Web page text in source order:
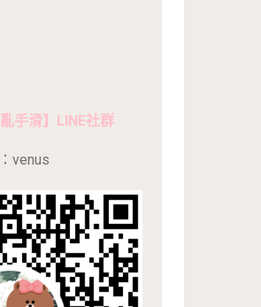
手滑】LINE社群
venus